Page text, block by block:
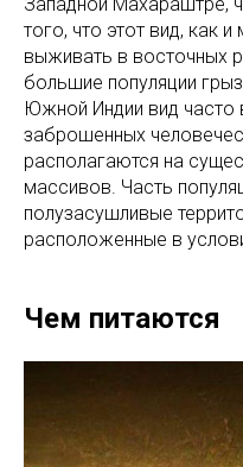
того, что этот вид, как
выживать в восточных
большие популяции
Южной Индии вид часто
заброшенных
располагаются на
массивов. Часть
полузасушливые
расположенные в
Чем питаются